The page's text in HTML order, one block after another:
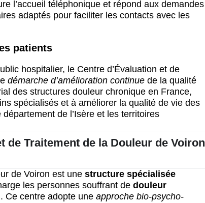
l’accueil téléphonique et répond aux demandes
adaptés pour faciliter les contacts avec les
patients
hospitalier, le Centre d’Évaluation et de
démarche d’amélioration continue de la qualité
des structures douleur chronique en France,
spécialisés et à améliorer la qualité de vie des
de l’Isère et les territoires
de Traitement de la Douleur de Voiron
de Voiron est une structure spécialisée
les personnes souffrant de douleur
Ce centre adopte une approche bio-psycho-